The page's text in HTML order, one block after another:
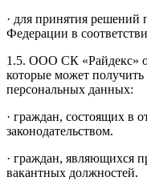
· для принятия решений
Федерации в
1.5. ООО СК «Райдекс»
которые может
персональных данных:
· граждан, состоящих в
законодательством.
· граждан, являющихся
вакантных должностей.